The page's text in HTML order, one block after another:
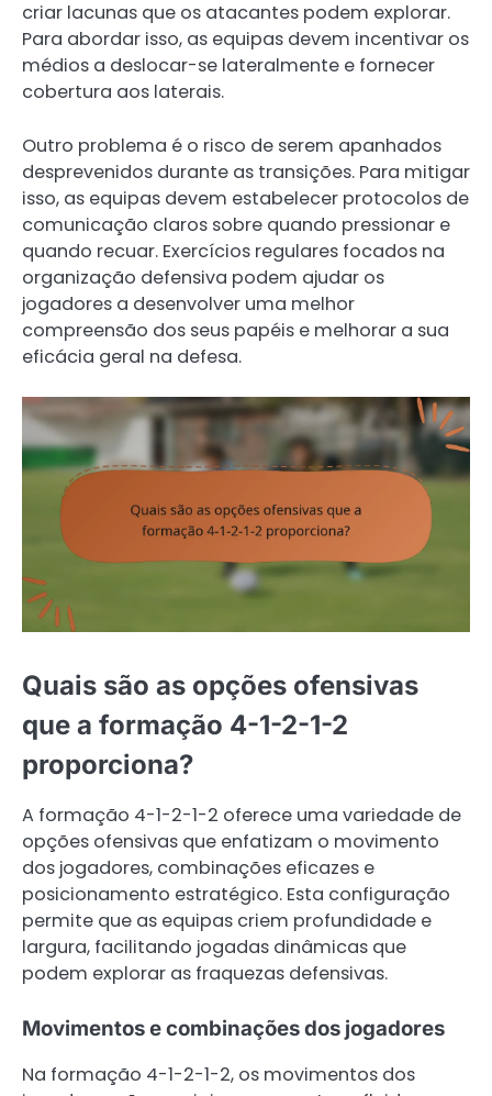
criar lacunas que os atacantes podem explorar.
Para abordar isso, as equipas devem incentivar os
médios a deslocar-se lateralmente e fornecer
cobertura aos laterais.
Outro problema é o risco de serem apanhados
desprevenidos durante as transições. Para mitigar
isso, as equipas devem estabelecer protocolos de
comunicação claros sobre quando pressionar e
quando recuar. Exercícios regulares focados na
organização defensiva podem ajudar os
jogadores a desenvolver uma melhor
compreensão dos seus papéis e melhorar a sua
eficácia geral na defesa.
Quais são as opções ofensivas
que a formação 4-1-2-1-2
proporciona?
A formação 4-1-2-1-2 oferece uma variedade de
opções ofensivas que enfatizam o movimento
dos jogadores, combinações eficazes e
posicionamento estratégico. Esta configuração
permite que as equipas criem profundidade e
largura, facilitando jogadas dinâmicas que
podem explorar as fraquezas defensivas.
Movimentos e combinações dos jogadores
Na formação 4-1-2-1-2, os movimentos dos